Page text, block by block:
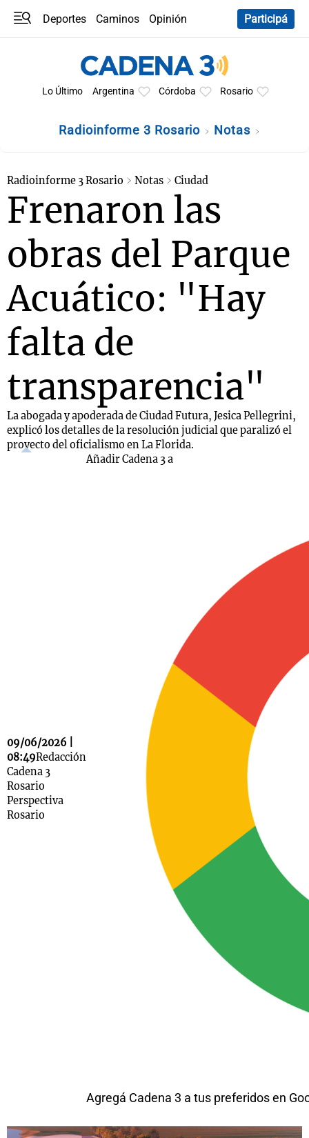
Deportes Caminos
Opinión
Participá
Lo Último Argentina Córdoba Rosario
Radioinforme 3 Rosario Notas
Radioinforme 3 Rosario Notas Ciudad
Frenaron las
obras del Parque
Acuático: "Hay
falta de
transparencia"
La abogada y apoderada de Ciudad Futura, Jesica Pellegrini,
explicó los detalles de la resolución judicial que paralizó el
proyecto del oficialismo en La Florida.
09/06/2026 |
08:49Redacción
Cadena 3
Rosario
Perspectiva
Rosario
Añadir Cadena 3 a
Agregá Cadena 3 a tus preferidos en
La Sole en
Cadena 3